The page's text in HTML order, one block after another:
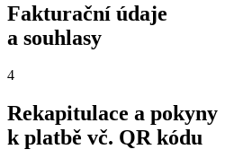
Fakturační údaje
a souhlasy
4
Rekapitulace a pokyny
k platbě vč. QR kódu